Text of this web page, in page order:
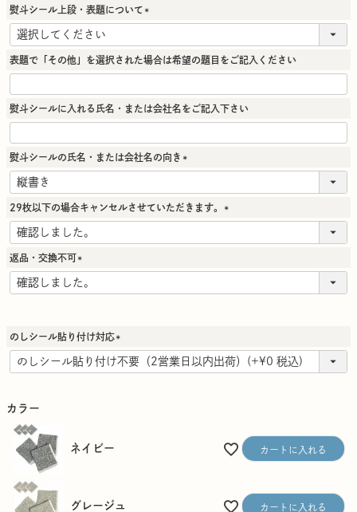
熨斗シール上段・表題について
須
表題で「その他」を選択された場合は希望の題目をご記入ください
熨斗シールに入れる氏名・または会社名をご記入下さい
熨斗シールの氏名・または会社名の向き
須
29枚以下の場合キャンセルさせていただきます。
返品・交換不可
(
必
のしシール貼り付け対応
(
必
カラー
ネイビー カートに入れる
グレージュ カートに入れる